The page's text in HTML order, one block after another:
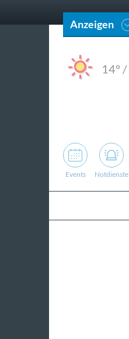
Anzeigen
14° /
Events Notdienste